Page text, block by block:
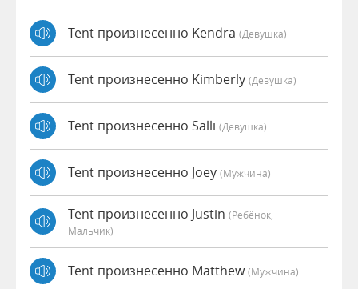
Tent произнесенно Kendra (девушка)
Tent произнесенно Kimberly (девушка)
Tent произнесенно Salli (девушка)
Tent произнесенно Joey (мужчина)
Tent произнесенно Justin (Ребёнок,
Мальчик)
Tent произнесенно Matthew(мужчина)